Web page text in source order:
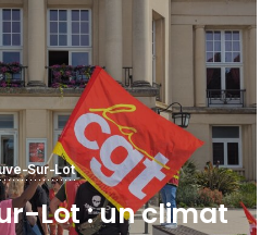
Sur-Lot
Lot : un climat